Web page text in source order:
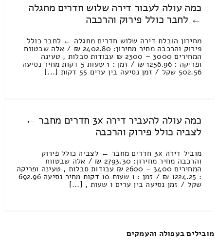
כמה עולה לעבור דירה שלוש חדרים מחגלה
← לחבר כולל פירוק והרכבה
מחירון הובלת דירה שלוש חדרים מחגלה ← לחבר כולל
פירוק והרכבה מחיר מחירון: 2402.80 ₪ / אלה שבטווח
המחירים 3000 – 2300 ₪ עבודות סבלות , טעינה
ופריקה : 1256.96 ₪ / זמן : 1 שעות 5 דקות מחיר נסיעה
502.56 שקל / זמן נסיעה בין ערים 55 דקות [...]
כמה עולה להעביר דירה 3x חדרים מחבר ←
לצביה כולל פירוק והרכבה
מוביל דירה 3x חדרים מחבר ← לצביה כולל פירוק
והרכבה מחיר מחירון: 2793.30 ₪ / אלה שבטווח
המחירים 3400 – 2600 ₪ עבודות סבלות , טעינה ופריקה
: 1224.25 ₪ / זמן : 1 שעות 10 דקות מחיר נסיעה 692.96
שקל / זמן נסיעה בין ערים 1 שעות , [...]
מובילים בעפולה והעמקים